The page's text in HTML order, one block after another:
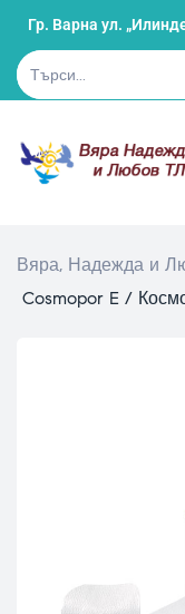
Гр. Варна ул.
Вяра, Надежда и
Cosmopor E /